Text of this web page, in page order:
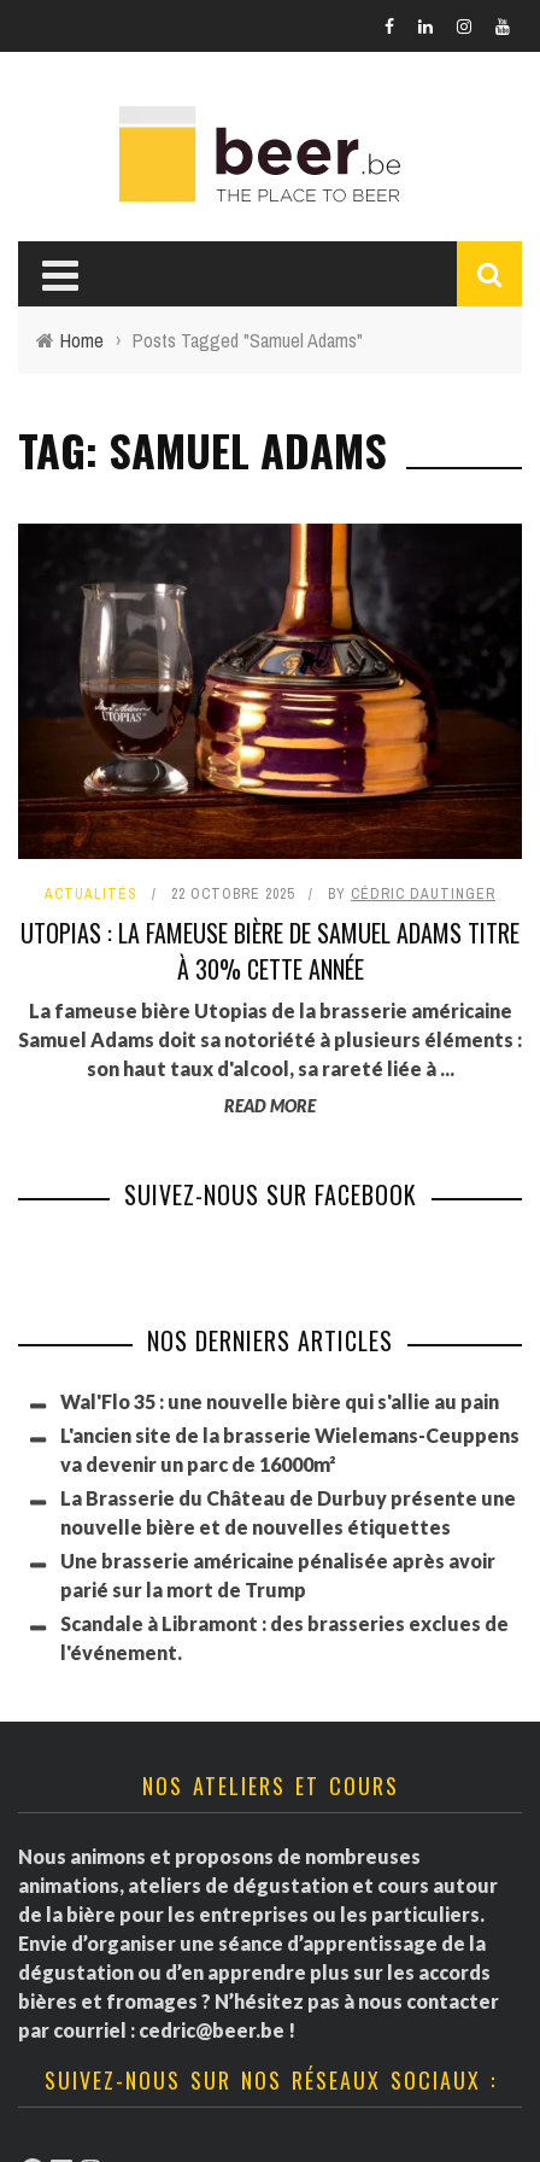
Home › Posts Tagged "Samuel Adams"
TAG: SAMUEL ADAMS
ACTUALITÉS 22 OCTOBRE 2025 BY CÉDRIC DAUTINGER
UTOPIAS : LA FAMEUSE BIÈRE DE SAMUEL ADAMS TITRE
À 30% CETTE ANNÉE
La fameuse bière Utopias de la brasserie américaine
Samuel Adams doit sa notoriété à plusieurs éléments :
son haut taux d'alcool, sa rareté liée à ...
READ MORE
SUIVEZ-NOUS SUR FACEBOOK
NOS DERNIERS ARTICLES
Wal'Flo 35 : une nouvelle bière qui s'allie au pain
L'ancien site de la brasserie Wielemans-Ceuppens
va devenir un parc de 16000m²
La Brasserie du Château de Durbuy présente une
nouvelle bière et de nouvelles étiquettes
Une brasserie américaine pénalisée après avoir
parié sur la mort de Trump
Scandale à Libramont : des brasseries exclues de
l'événement.
NOS ATELIERS ET COURS
Nous animons et proposons de nombreuses
animations, ateliers de dégustation et cours autour
de la bière pour les entreprises ou les particuliers.
Envie d’organiser une séance d’apprentissage de la
dégustation ou d’en apprendre plus sur les accords
bières et fromages ? N’hésitez pas à nous contacter
par courriel : cedric@beer.be !
SUIVEZ-NOUS SUR NOS RÉSEAUX SOCIAUX :